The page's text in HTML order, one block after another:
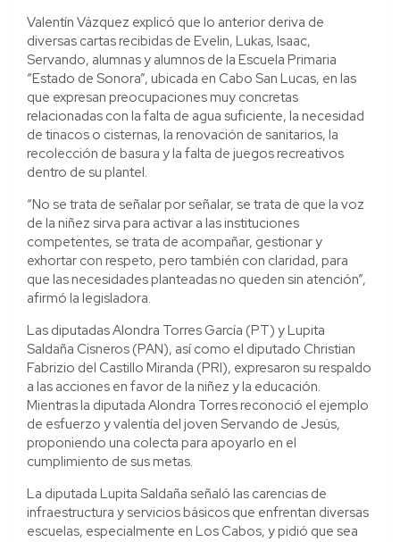
Valentín Vázquez explicó que lo anterior deriva de
diversas cartas recibidas de Evelin, Lukas, Isaac,
Servando, alumnas y alumnos de la Escuela Primaria
“Estado de Sonora”, ubicada en Cabo San Lucas, en las
que expresan preocupaciones muy concretas
relacionadas con la falta de agua suficiente, la necesidad
de tinacos o cisternas, la renovación de sanitarios, la
recolección de basura y la falta de juegos recreativos
dentro de su plantel.
“No se trata de señalar por señalar, se trata de que la voz
de la niñez sirva para activar a las instituciones
competentes, se trata de acompañar, gestionar y
exhortar con respeto, pero también con claridad, para
que las necesidades planteadas no queden sin atención”,
afirmó la legisladora.
Las diputadas Alondra Torres García (PT) y Lupita
Saldaña Cisneros (PAN), así como el diputado Christian
Fabrizio del Castillo Miranda (PRI), expresaron su respaldo
a las acciones en favor de la niñez y la educación.
Mientras la diputada Alondra Torres reconoció el ejemplo
de esfuerzo y valentía del joven Servando de Jesús,
proponiendo una colecta para apoyarlo en el
cumplimiento de sus metas.
La diputada Lupita Saldaña señaló las carencias de
infraestructura y servicios básicos que enfrentan diversas
escuelas, especialmente en Los Cabos, y pidió que sea